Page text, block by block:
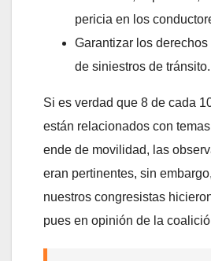
pericia en los
Garantizar los
de siniestros de tránsito.
Si es verdad que 8 de cada
están relacionados con
ende de movilidad, las
eran pertinentes, sin
nuestros congresistas
pues en opinión de la